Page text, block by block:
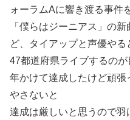
ォーラムAに響き渡る事件
「僕らはジーニアス」の
ど、タイアップと声優やる
47都道府県ライブするの
年かけて達成したけど頑
やさないと
達成は厳しいと思うので羽